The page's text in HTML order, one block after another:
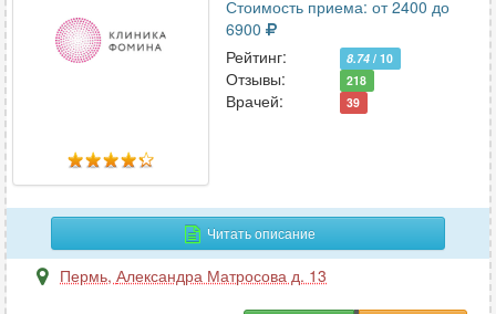
Стоимость приема: от 2400 до
6900
Рейтинг:
8.74 / 10
Отзывы: 218
Врачей: 39
Читать описание
Пермь, Александра Матросова д. 13